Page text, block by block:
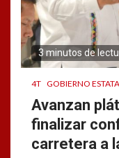
3 minutos de
4T GOBIERNO
Avanzan
finalizar
carretera a